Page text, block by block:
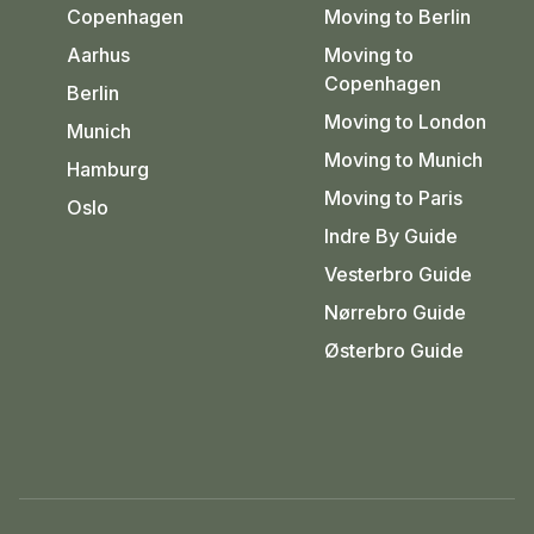
Copenhagen
Aarhus
Berlin
Munich
Hamburg
Oslo
Moving to Berlin
Moving to
Copenhagen
Moving to London
Moving to Munich
Moving to Paris
Indre By Guide
Vesterbro Guide
Nørrebro Guide
Østerbro Guide